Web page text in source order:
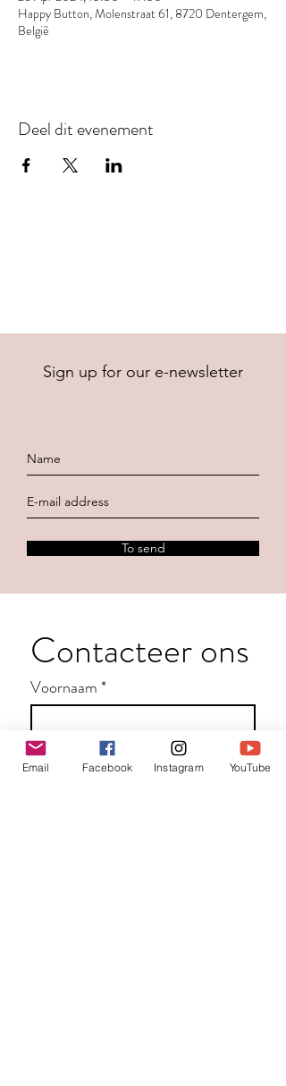
Happy Button, Molenstraat 61, 8720 Dentergem,
België
Deel dit evenement
Sign up for our e-newsletter
To send
Contacteer ons
Voornaam*
Familienaam
Email Facebook Instagram YouTube